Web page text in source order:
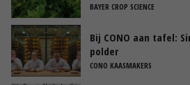
BAYER CROP SCIENCE
Bij CONO aan tafel:
polder
CONO KAASMAKERS